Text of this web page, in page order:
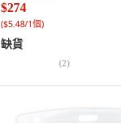
$274
($5.48/1個)
缺貨
(2)